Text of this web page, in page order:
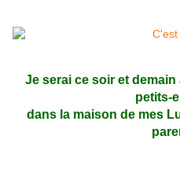
Je serai ce soir et
petits-
dans la maison de mes